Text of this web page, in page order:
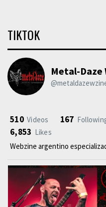
TIKTOK
Metal-Daze
510 Videos 167
6,853 Likes
Webzine argentino